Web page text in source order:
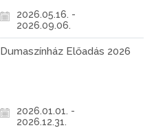
2026.05.16. -
2026.09.06.
Dumaszínház Előadás 2026
2026.01.01. -
2026.12.31.